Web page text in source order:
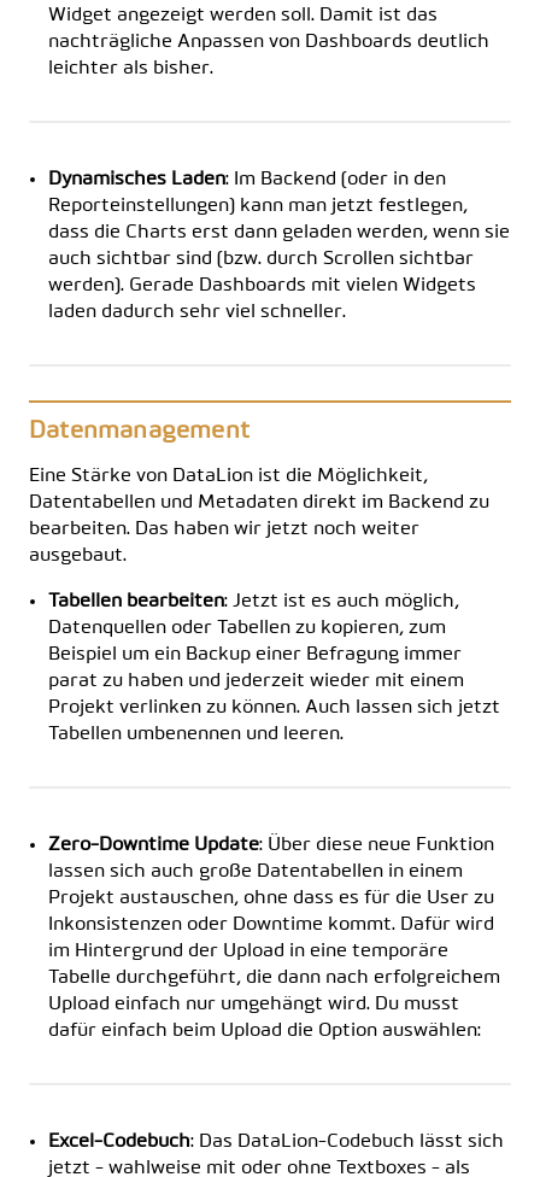
Widget angezeigt werden soll. Damit ist das
nachträgliche Anpassen von Dashboards deutlich
leichter als bisher.
Dynamisches Laden: Im Backend (oder in den
Reporteinstellungen) kann man jetzt festlegen,
dass die Charts erst dann geladen werden, wenn sie
auch sichtbar sind (bzw. durch Scrollen sichtbar
werden). Gerade Dashboards mit vielen Widgets
laden dadurch sehr viel schneller.
Datenmanagement
Eine Stärke von DataLion ist die Möglichkeit,
Datentabellen und Metadaten direkt im Backend zu
bearbeiten. Das haben wir jetzt noch weiter
ausgebaut.
Tabellen bearbeiten: Jetzt ist es auch möglich,
Datenquellen oder Tabellen zu kopieren, zum
Beispiel um ein Backup einer Befragung immer
parat zu haben und jederzeit wieder mit einem
Projekt verlinken zu können. Auch lassen sich jetzt
Tabellen umbenennen und leeren.
Zero-Downtime Update: Über diese neue Funktion
lassen sich auch große Datentabellen in einem
Projekt austauschen, ohne dass es für die User zu
Inkonsistenzen oder Downtime kommt. Dafür wird
im Hintergrund der Upload in eine temporäre
Tabelle durchgeführt, die dann nach erfolgreichem
Upload einfach nur umgehängt wird. Du musst
dafür einfach beim Upload die Option auswählen:
Excel-Codebuch: Das DataLion-Codebuch lässt sich
jetzt - wahlweise mit oder ohne Textboxes - als